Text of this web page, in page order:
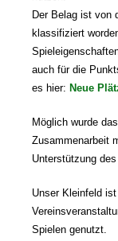
Der Belag ist von
klassifiziert
auch für die
es hier: Neue
Möglich wurde
Zusammenarbeit
Unterstützung
Unser Kleinfeld
Spielen genutzt.